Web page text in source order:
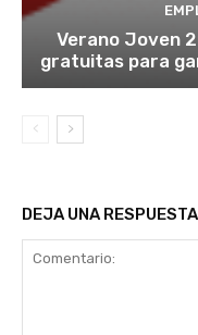
Verano Joven
gratuitas para
DEJA UNA RESPUESTA